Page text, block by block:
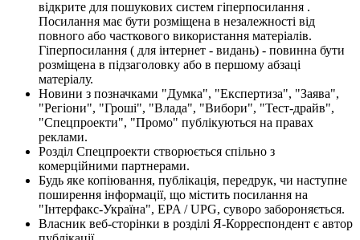
відкрите для пошукових систем гіперпосилання .
Посилання має бути розміщена в незалежності від
повного або часткового використання матеріалів.
Гіперпосилання ( для інтернет - видань) - повинна бути
розміщена в підзаголовку або в першому абзаці
матеріалу.
Новини з позначками "Думка", "Експертиза", "Заява",
"Регіони", "Гроші", "Влада", "Вибори", "Тест-драйв",
"Спецпроекти", "Промо" публікуються на правах
реклами.
Розділ Спецпроекти створюється спільно з
комерційними партнерами.
Будь яке копіювання, публікація, передрук, чи наступне
поширення інформації, що містить посилання на
"Інтерфакс-Україна", EPA / UPG, суворо забороняється.
Власник веб-сторінки в розділі Я-Корреспондент є автор